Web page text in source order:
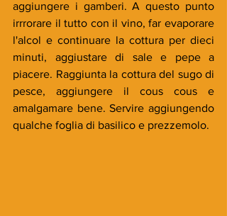
aggiungere i gamberi. A questo punto
irrrorare il tutto con il vino, far evaporare
l'alcol e continuare la cottura per dieci
minuti, aggiustare di sale e pepe a
piacere. Raggiunta la cottura del sugo di
pesce, aggiungere il cous cous e
amalgamare bene. Servire aggiungendo
qualche foglia di basilico e prezzemolo.